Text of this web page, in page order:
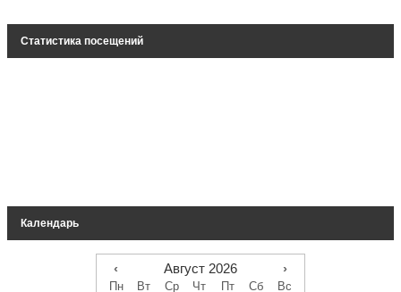
Статистика посещений
Календарь
‹ Август 2026 ›
Пн Вт Ср Чт Пт Сб Вс